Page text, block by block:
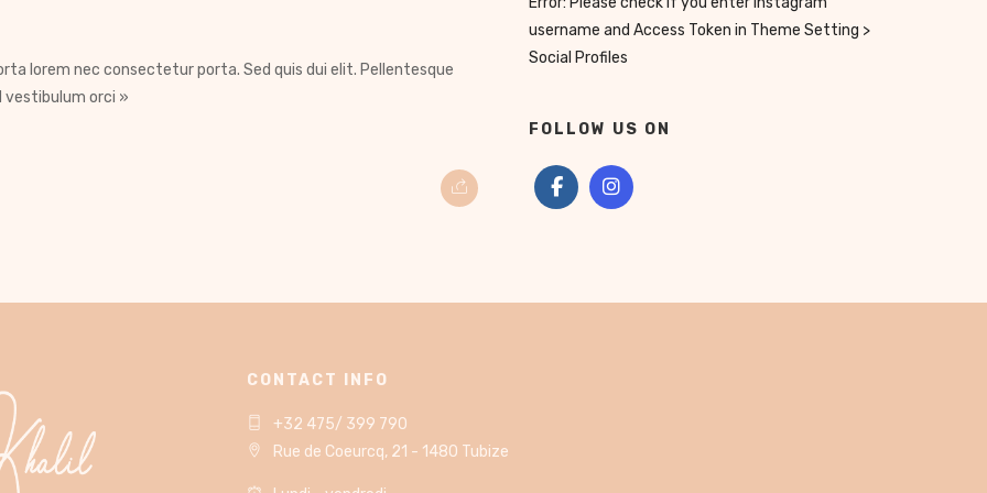
lorem nec consectetur porta. Sed quis dui elit. Pellentesque
orci »
username and Access Token in Theme Setting >
Social Profiles
FOLLOW US ON
CONTACT INFO
+32 475/ 399 790
Rue de Coeurcq, 21 - 1480 Tubize